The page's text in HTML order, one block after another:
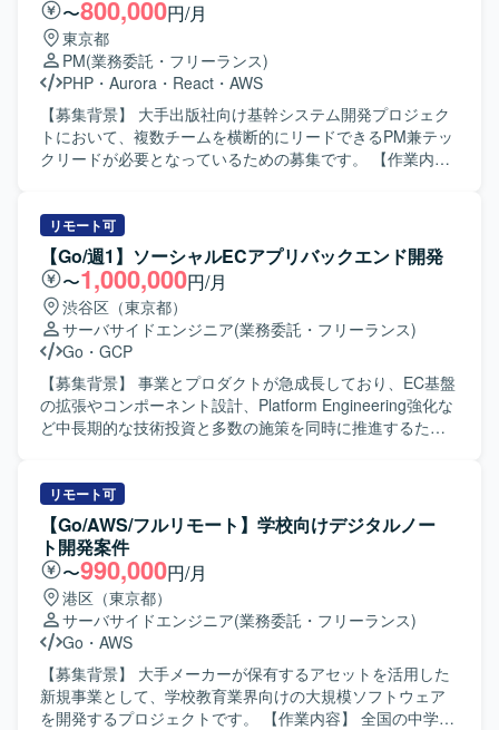
〜800,000円/月
東京都
PM(業務委託・フリーランス)
PHP ・ Aurora ・ React ・ AWS
【募集背景】 大手出版社向け基幹システム開発プロジェク
トにおいて、複数チームを横断的にリードできるPM兼テッ
クリードが必要となっているための募集です。 【作業内
いただきます。 コードレビューを含む技術的な品質管理を
行っていただきます。 テストシナリオの策定・管理を実施
していただきます。 【求める人物像】 技術とマネジメント
の両面からプロジェクトをリードできる方を求めていま
す。 複数チームと円滑にコミュニケーションを取りなが
ら、課題解決に主体的に取り組める方を歓迎いたします。
【ポジションの魅力】 大規模な基幹システム開発におい
て、3チームを横断するPM兼テックリードとして上流から
品質管理まで一貫して関わることができます。 PHPやGoを
中心とした技術スタックに加え、モダンなインフラ環境に
TypeScript フレームワーク：Gin、GORM、Node.js、
React.js データベース：Aurora（PostgreSQL） インフラ／
ツール：AWS、Terraform、GitHub、NewRelic、Docker
リモート可
【Go/週1】ソーシャルECアプリバックエンド開発
〜1,000,000円/月
渋谷区（東京都）
サーバサイドエンジニア(業務委託・フリーランス)
Go ・ GCP
【募集背景】 事業とプロダクトが急成長しており、EC基盤
の拡張やコンポーネント設計、Platform Engineering強化な
ど中長期的な技術投資と多数の施策を同時に推進するた
Cloudを用いた発見型ソーシャルECアプリのサーバーサイ
ド開発全般を担当していただきます。1チーム4〜7名規模の
職能混合チームの一員として、要件定義、設計、実装、リ
リース、運用まで一気通貫で携わっていただきます。
PdM、デザイナー、モバイルエンジニア、QAと連携しなが
ら新機能の設計から実装・リリースまでをオーナーシップ
を持って推進していただきます。ドメイン分割やコンポー
ネント設計、Platform EngineeringやSRE強化などの技術基
盤の改善にも積極的に関わっていただき、チームの開発生
産性を高める仕組みづくりにも貢献していただきます。
CursorやClaudeなどのAIツールを活用し、設計・実装・レ
リモート可
【Go/AWS/フルリモート】学校向けデジタルノー
ト開発案件
〜990,000円/月
港区（東京都）
サーバサイドエンジニア(業務委託・フリーランス)
Go ・ AWS
【募集背景】 大手メーカーが保有するアセットを活用した
新規事業として、学校教育業界向けの大規模ソフトウェア
を開発するプロジェクトです。 【作業内容】 全国の中学